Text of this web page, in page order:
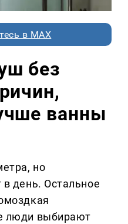
в MAX
без
ванны
но
в день. Остальное
люди выбирают